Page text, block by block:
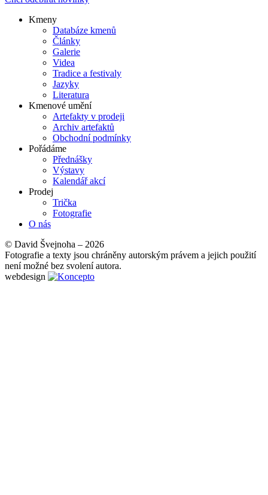
navigation
Kmeny
Databáze kmenů
Články
Galerie
Videa
Tradice a festivaly
Jazyky
Literatura
Kmenové umění
Artefakty v prodeji
Archiv artefaktů
Obchodní podmínky
Pořádáme
Přednášky
Výstavy
Kalendář akcí
Prodej
Trička
Fotografie
O nás
© David Švejnoha – 2026
Fotografie a texty jsou chráněny autorským právem a jejich použití
není možné bez svolení autora.
webdesign